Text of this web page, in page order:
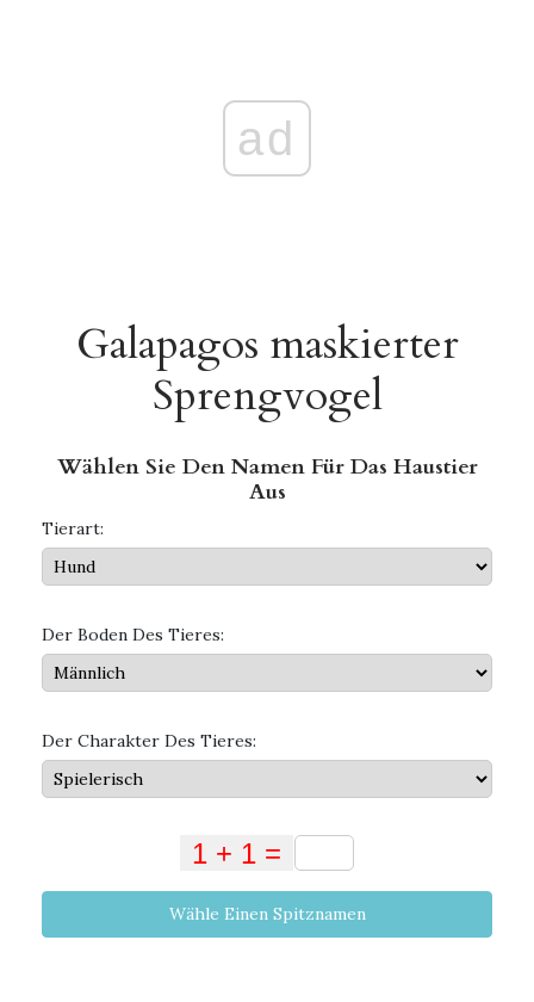
ad
Galapagos maskierter
Sprengvogel
Wählen Sie Den Namen Für Das Haustier
Aus
Tierart:
Der Boden Des Tieres:
Der Charakter Des Tieres:
Wähle Einen Spitznamen